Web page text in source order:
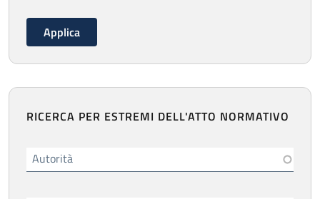
RICERCA PER ESTREMI DELL'ATTO NORMATIVO
Autorità